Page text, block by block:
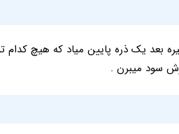
بعد یک ذره پایین میاد که هیچ کدام
سود میبرن .